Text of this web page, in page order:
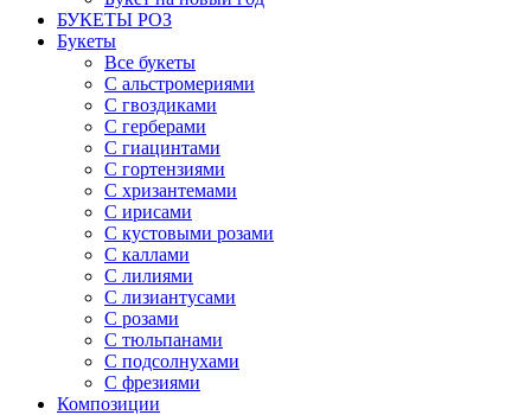
БУКЕТЫ РОЗ
Букеты
Все букеты
С альстромериями
С гвоздиками
С герберами
С гиацинтами
С гортензиями
С хризантемами
С ирисами
С кустовыми розами
С каллами
С лилиями
С лизиантусами
С розами
С тюльпанами
С подсолнухами
С фрезиями
Композиции